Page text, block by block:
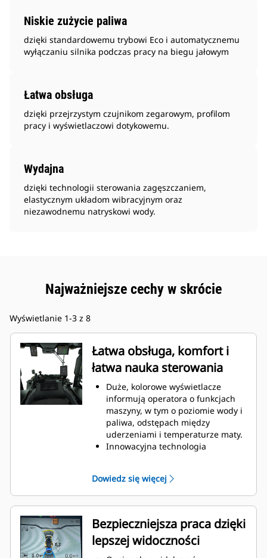
Niskie zużycie paliwa
dzięki standardowemu trybowi Eco i automatycznemu
wyłączaniu silnika podczas pracy na biegu jałowym
Łatwa obsługa
dzięki przejrzystym czujnikom zegarowym, profilom
pracy i wyświetlaczowi dotykowemu.
Wydajna
dzięki technologii sterowania zagęszczaniem,
elastycznym układom wibracyjnym oraz
niezawodnemu natryskowi wody.
Najważniejsze cechy w skrócie
Wyświetlanie 1-3 z 8
Łatwa obsługa, komfort i
łatwa nauka sterowania
Duże, kolorowe wyświetlacze
informują operatora o funkcjach
maszyny, w tym o poziomie wody i
paliwa, odstępach między
uderzeniami i temperaturze maty.
Innowacyjna technologia
widoczność do przodu.
Wielofunkcyjny uchwyt napędu
umożliwia łatwą aktywację układu
wibracyjnego, natrysku wody i
opcjonalnego przesunięcia bębna.
Funkcje maszyny ze wskaźnikami
LED zostały niezależnie
Dowiedz się więcej
Bezpieczniejsza praca dzięki
lepszej widoczności